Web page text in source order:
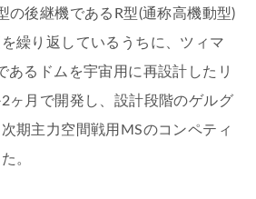
の後継機であるR型(通称高機動型)
繰り返しているうちに、ツィマ
あるドムを宇宙用に再設計したリ
ヶ月で開発し、設計段階のゲルグ
期主力空間戦用MSのコンペティ
。